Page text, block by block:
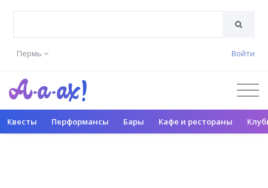
Пермь Войти
Квесты Перформансы Бары Кафе и рестораны